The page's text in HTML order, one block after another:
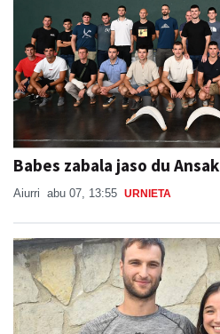
Babes zabala jaso du Ansak